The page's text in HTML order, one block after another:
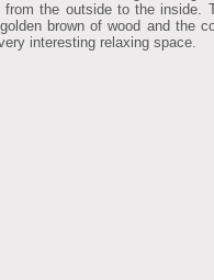
from the outside to the inside.
brown of wood and the
interesting relaxing space.